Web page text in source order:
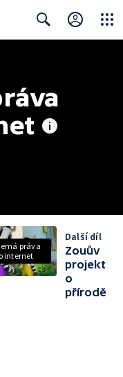
práva
internet
Další díl
Zouův
projekt
o
přírodě